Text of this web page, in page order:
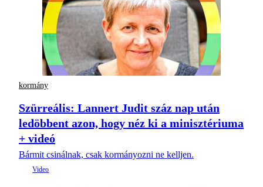
kormány
Szürreális: Lannert Judit száz nap után
ledöbbent azon, hogy néz ki a minisztériuma
+ videó
Bármit csinálnak, csak kormányozni ne kelljen.